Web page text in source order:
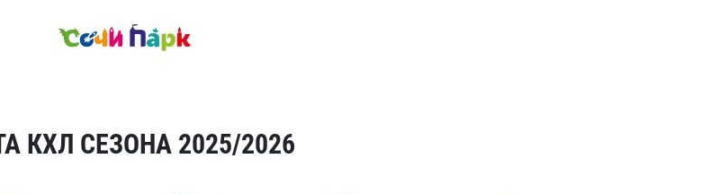
КХЛ СЕЗОНА 2025/2026